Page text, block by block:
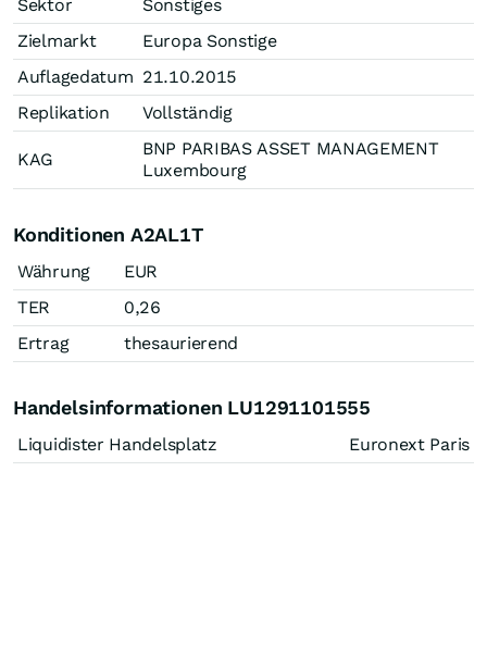
Sektor
Sonstiges
Zielmarkt
Europa Sonstige
Auflagedatum 21.10.2015
Replikation
Vollständig
KAG
BNP PARIBAS ASSET MANAGEMENT
Luxembourg
Konditionen A2AL1T
Währung
EUR
TER
0,26
Ertrag
thesaurierend
Handelsinformationen LU1291101555
Liquidister Handelsplatz Euronext Paris